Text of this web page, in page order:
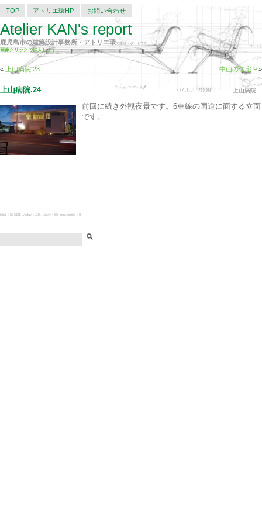
TOP アトリエ環HP お問い合わせ
Atelier KAN's report
鹿児島市の建築設計事務所・アトリエ環の建築レポートです。
画像クリックで拡大します。
« 上山病院.23 中山の住宅.9 »
07JUL 2009 上山病院
上山病院.24
前回に続き外観夜景です。6車線の国道に面する立面
です。
total：577821, yeday：108, today：56, now online：0